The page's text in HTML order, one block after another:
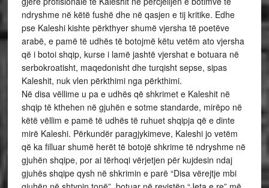
ndryshme në këtë fushë dhe në qasjen e tij kritike. Edhe
pse Kaleshi kishte përkthyer shumë vjersha të poetëve
arabë, e pamë të udhës të botojmë këtu vetëm ato vjersha
që i botoi shqip, kurse i lamë jashtë vjershat e botuara në
serbokroatisht, maqedonisht dhe turqisht sepse, sipas
Kaleshit, nuk vlen përkthimi nga përkthimi.
Në disa vëllime u pa e udhës që shkrimet e Kaleshit në
shqip të kthehen në gjuhën e sotme standarde, mirëpo në
këtë vëllim e pamë të udhës të ruhuet shqipja që e dinte
mirë Kaleshi. Përkundër paragjykimeve, Kaleshi jo vetëm
që ka filluar shumë herët të botojë shkrime të ndryshme në
gjuhën shqipe, por ai tërhoqi vërjetjen për kujdesin ndaj
gjuhës shqipe qysh në shkrimin e parë “Disa vërejtje mbi